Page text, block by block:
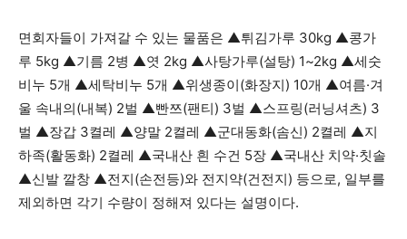
면회자들이 가져갈 수 있는 물품은 ▲튀김가루 30kg ▲콩가
루 5kg ▲기름 2병 ▲엿 2kg ▲사탕가루(설탕) 1~2kg ▲세숫
비누 5개 ▲세탁비누 5개 ▲위생종이(화장지) 10개 ▲여름·겨
울 속내의(내복) 2벌 ▲빤쯔(팬티) 3벌 ▲스프링(러닝셔츠) 3
벌 ▲장갑 3켤레 ▲양말 2켤레 ▲군대동화(솜신) 2켤레 ▲지
하족(활동화) 2켤레 ▲국내산 흰 수건 5장 ▲국내산 치약·칫솔
▲신발 깔창 ▲전지(손전등)와 전지약(건전지) 등으로, 일부를
제외하면 각기 수량이 정해져 있다는 설명이다.